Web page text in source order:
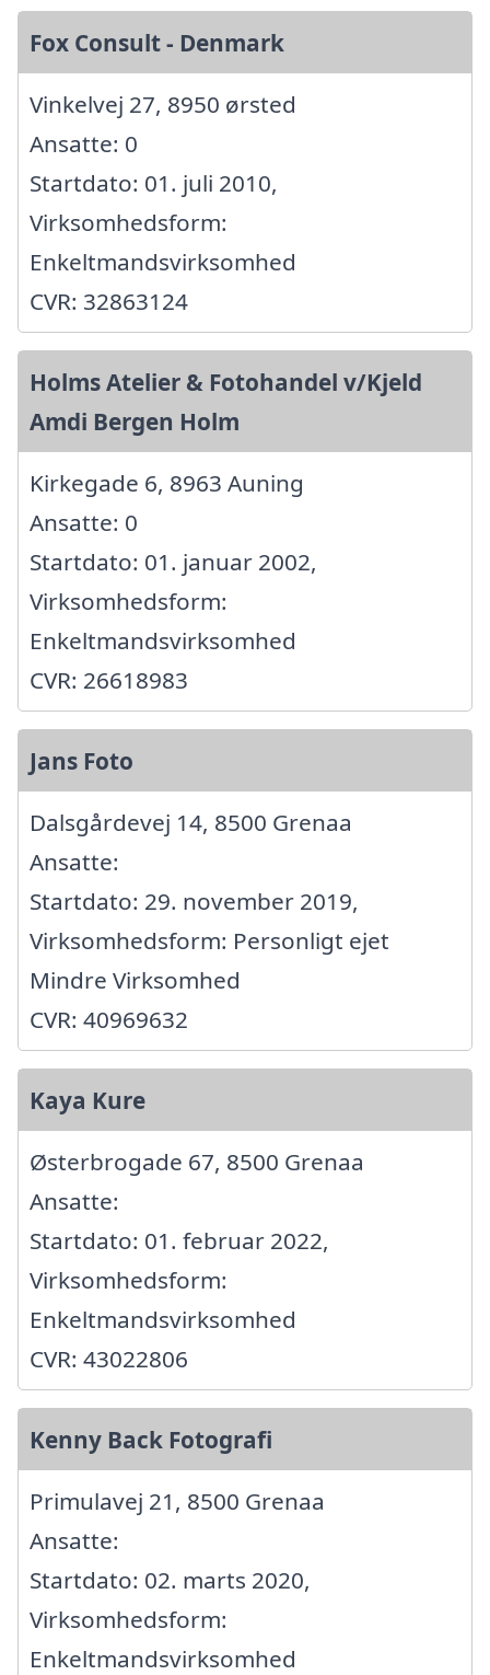
Fox Consult - Denmark
Vinkelvej 27, 8950 ørsted
Ansatte: 0
Startdato: 01. juli 2010,
Virksomhedsform:
Enkeltmandsvirksomhed
CVR: 32863124
Holms Atelier & Fotohandel v/Kjeld
Amdi Bergen Holm
Kirkegade 6, 8963 Auning
Ansatte: 0
Startdato: 01. januar 2002,
Virksomhedsform:
Enkeltmandsvirksomhed
CVR: 26618983
Jans Foto
Dalsgårdevej 14, 8500 Grenaa
Ansatte:
Startdato: 29. november 2019,
Virksomhedsform: Personligt ejet
Mindre Virksomhed
CVR: 40969632
Kaya Kure
Østerbrogade 67, 8500 Grenaa
Ansatte:
Startdato: 01. februar 2022,
Virksomhedsform:
Enkeltmandsvirksomhed
CVR: 43022806
Kenny Back Fotografi
Primulavej 21, 8500 Grenaa
Ansatte:
Startdato: 02. marts 2020,
Virksomhedsform:
Enkeltmandsvirksomhed